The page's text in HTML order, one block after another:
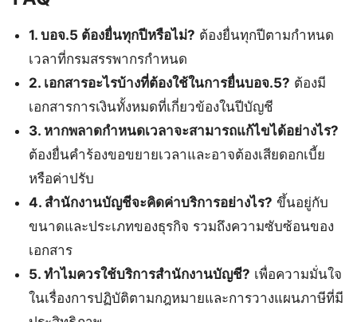
1. บอจ.5 ต้องยื่นทุกปีหรือไม่? ต้องยื่นทุกปีตามกำหนด
เวลาที่กรมสรรพากรกำหนด
2. เอกสารอะไรบ้างที่ต้องใช้ในการยื่นบอจ.5? ต้องมี
เอกสารการเงินทั้งหมดที่เกี่ยวข้องในปีบัญชี
3. หากพลาดกำหนดเวลาจะสามารถแก้ไขได้อย่างไร?
ต้องยื่นคำร้องขอขยายเวลาและอาจต้องเสียดอกเบี้ย
หรือค่าปรับ
4. สำนักงานบัญชีจะคิดค่าบริการอย่างไร? ขึ้นอยู่กับ
ขนาดและประเภทของธุรกิจ รวมถึงความซับซ้อนของ
เอกสาร
5. ทำไมควรใช้บริการสำนักงานบัญชี? เพื่อความมั่นใจ
ในเรื่องการปฏิบัติตามกฎหมายและการวางแผนภาษีที่มี